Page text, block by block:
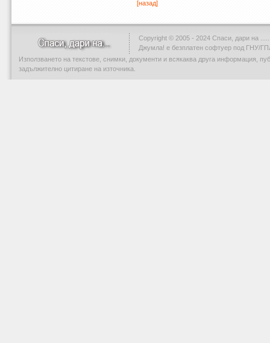
[назад]
Copyright © 2005 - 2024 Спаси, дари на .....
Джумла! е безплатен софтуер под ГНУ/
Използването на текстове, снимки, документи и всякаква друга информация,
задължително цитиране на източника.